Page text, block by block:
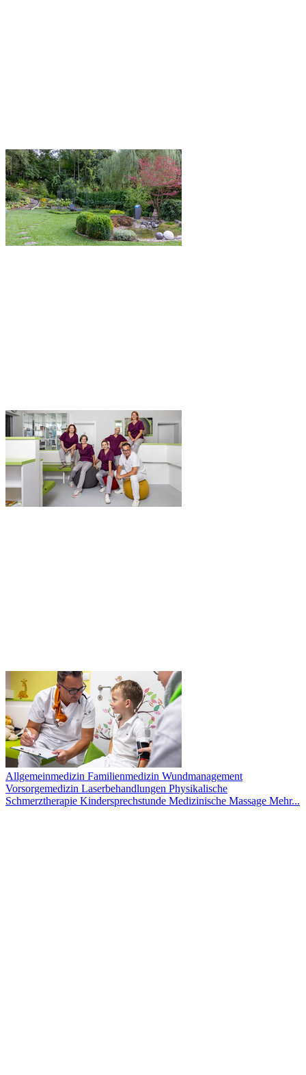
Allgemeinmedizin Familienmedizin Wundmanagement
Vorsorgemedizin Laserbehandlungen Physikalische
Schmerztherapie Kindersprechstunde Medizinische Massage Mehr...